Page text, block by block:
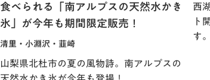
食べられる「南アルプスの天然水かき
氷」が今年も期間限定販売！
清里・小淵沢・韮崎
山梨県北杜市の夏の風物詩。南アルプスの
天然水かき氷が今年も登場！
西
ト
す